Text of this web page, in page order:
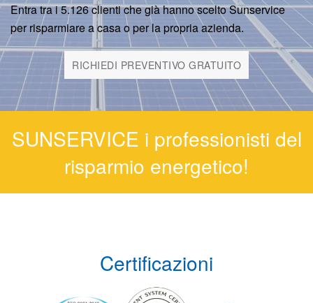
Entra tra i 5.126 clienti che già hanno scelto Sunservice
per risparmiare a casa o per la propria azienda.
RICHIEDI PREVENTIVO GRATUITO
SUNSERVICE i professionisti del
risparmio energetico!
Certificazioni